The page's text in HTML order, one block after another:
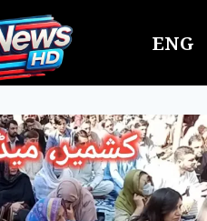
to
content
ENG